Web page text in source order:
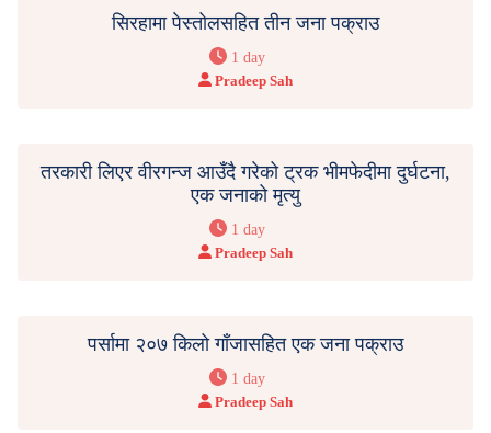
सिरहामा पेस्तोलसहित तीन जना पक्राउ
1 day
Pradeep Sah
तरकारी लिएर वीरगन्ज आउँदै गरेको ट्रक भीमफेदीमा दुर्घटना,
एक जनाको मृत्यु
1 day
Pradeep Sah
पर्सामा २०७ किलो गाँजासहित एक जना पक्राउ
1 day
Pradeep Sah